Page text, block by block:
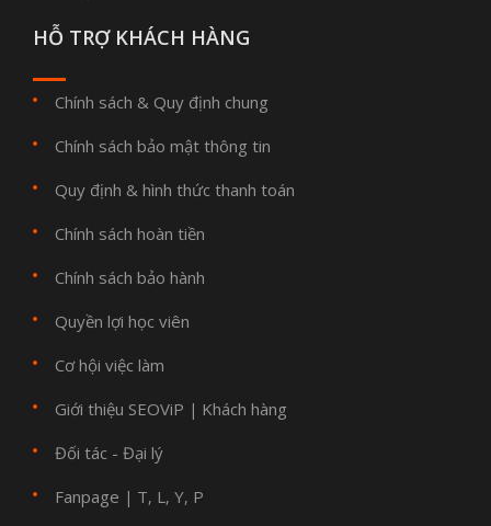
HỖ TRỢ KHÁCH HÀNG
Chính sách & Quy định chung
Chính sách bảo mật thông tin
Quy định & hình thức thanh toán
Chính sách hoàn tiền
Chính sách bảo hành
Quyền lợi học viên
Cơ hội việc làm
Giới thiệu SEOViP | Khách hàng
Đối tác - Đại lý
Fanpage | T, L, Y, P